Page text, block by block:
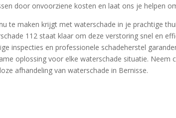
door onvoorziene kosten en laat ons je helpen
te maken krijgt met waterschade in je prachtige
112 staat klaar om deze verstoring snel en
inspecties en professionele schadeherstel
oplossing voor elke waterschade situatie.​
afhandeling van waterschade in Bernisse.​